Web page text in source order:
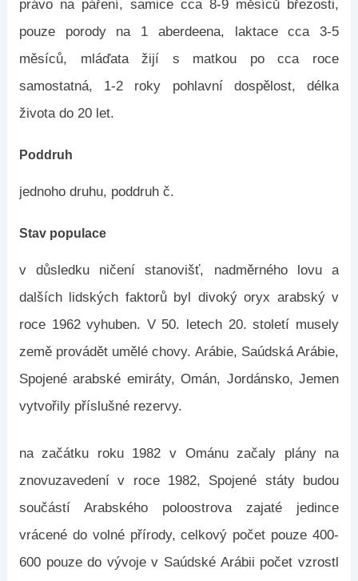
právo na páření, samice cca 8-9 měsíců březosti,
pouze porody na 1 aberdeena, laktace cca 3-5
měsíců, mláďata žijí s matkou po cca roce
samostatná, 1-2 roky pohlavní dospělost, délka
života do 20 let.
Poddruh
jednoho druhu, poddruh č.
Stav populace
v důsledku ničení stanovišť, nadměrného lovu a
dalších lidských faktorů byl divoký oryx arabský v
roce 1962 vyhuben. V 50. letech 20. století musely
země provádět umělé chovy. Arábie, Saúdská Arábie,
Spojené arabské emiráty, Omán, Jordánsko, Jemen
vytvořily příslušné rezervy.
na začátku roku 1982 v Ománu začaly plány na
znovuzavedení v roce 1982, Spojené státy budou
součástí Arabského poloostrova zajaté jedince
vrácené do volné přírody, celkový počet pouze 400-
600 pouze do vývoje v Saúdské Arábii počet vzrostl